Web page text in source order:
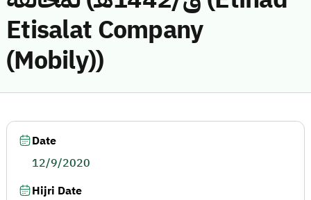
Etisalat Company
(Mobily))
Date
12/9/2020
Hijri Date